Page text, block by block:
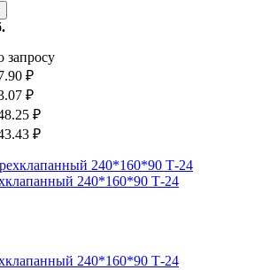
запросу
₽
₽
₽
₽
240*160*90 Т-24
240*160*90 Т-24